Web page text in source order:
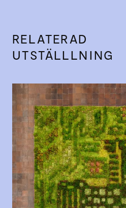
RELATERAD
UTSTÄLLLNING